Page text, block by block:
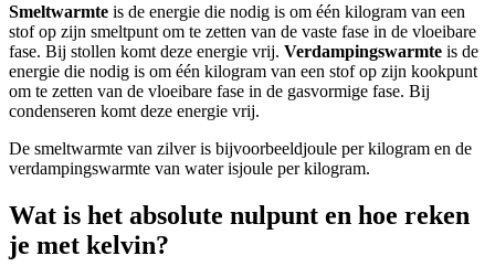
Smeltwarmte is de energie die nodig is om één kilogram van een
stof op zijn smeltpunt om te zetten van de vaste fase in de vloeibare
fase. Bij stollen komt deze energie vrij. Verdampingswarmte is de
energie die nodig is om één kilogram van een stof op zijn kookpunt
om te zetten van de vloeibare fase in de gasvormige fase. Bij
condenseren komt deze energie vrij.
De smeltwarmte van zilver is bijvoorbeeldjoule per kilogram en de
verdampingswarmte van water isjoule per kilogram.
Wat is het absolute nulpunt en hoe reken
je met kelvin?